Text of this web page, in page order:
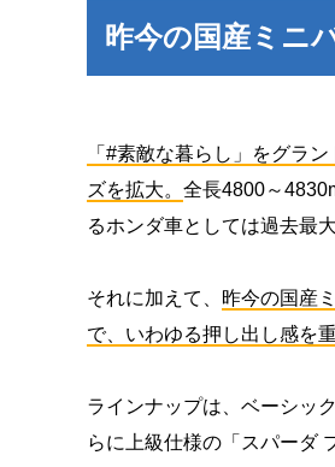
昨今の国産ミニ
「#素敵な暮らし」をグラ
ズを拡大。 全長4800～
るホンダ車としては過去最
それに加えて、 昨今の国産
で、いわゆる押し出し感を
ラインナップは、ベーシッ
らに上級仕様の「スパーダ